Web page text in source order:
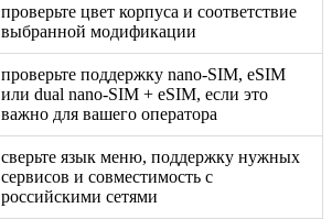
проверьте цвет корпуса и соответствие
выбранной модификации
проверьте поддержку nano-SIM, eSIM
или dual nano-SIM + eSIM, если это
важно для вашего оператора
сверьте язык меню, поддержку нужных
сервисов и совместимость с
российскими сетями